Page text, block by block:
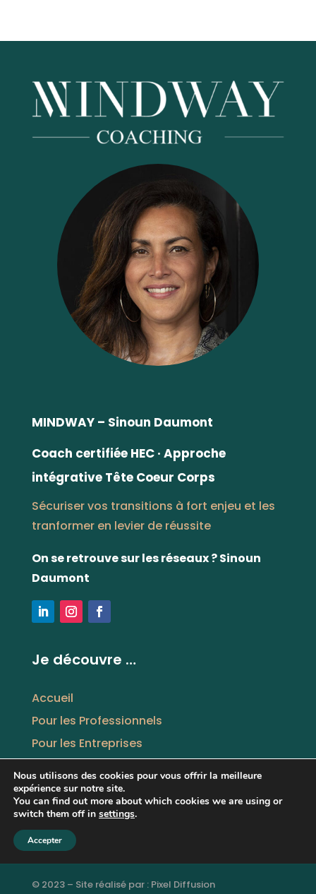
MINDWAY – Sinoun Daumont
Coach certifiée HEC · Approche
intégrative Tête Coeur Corps
Sécuriser vos transitions à fort enjeu et les
tranformer en levier de réussite
On se retrouve sur les réseaux ? Sinoun
Daumont
Je découvre …
Accueil
Pour les Professionnels
Pour les Entreprises
Qui suis-je ?
Blog
Contact
© 2023 – Site réalisé par : Pixel Diffusion
Nous utilisons des cookies pour vous offrir la meilleure
expérience sur notre site.
You can find out more about which cookies we are using or
switch them off in settings.
Accepter